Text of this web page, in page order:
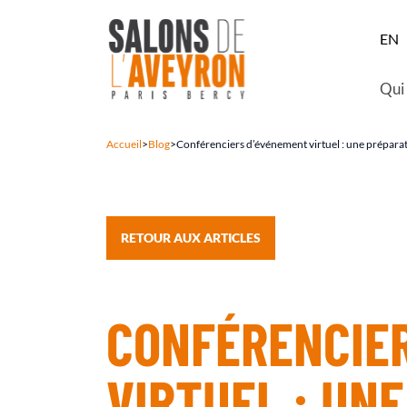
EN
Qui
Accueil>Blog>Conférenciers d’événement virtuel : une
RETOUR AUX ARTICLES